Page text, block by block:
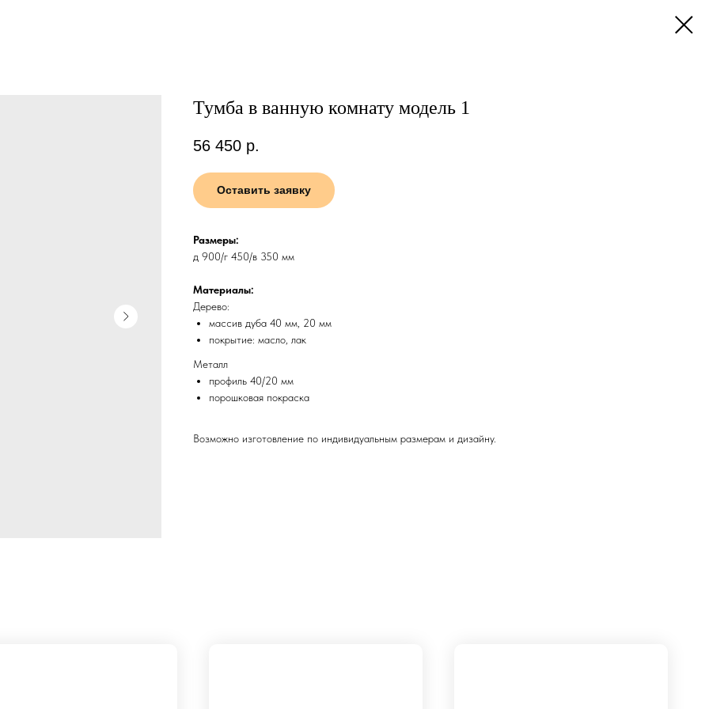
Тумба в ванную комнату модель 1
56 450 р.
Оставить заявку
Размеры:
д 900/г 450/в 350 мм
Материалы:
Дерево:
массив дуба 40 мм, 20 мм
покрытие: масло, лак
Металл
профиль 40/20 мм
порошковая покраска
Возможно изготовление по индивидуальным размерам и дизайну.